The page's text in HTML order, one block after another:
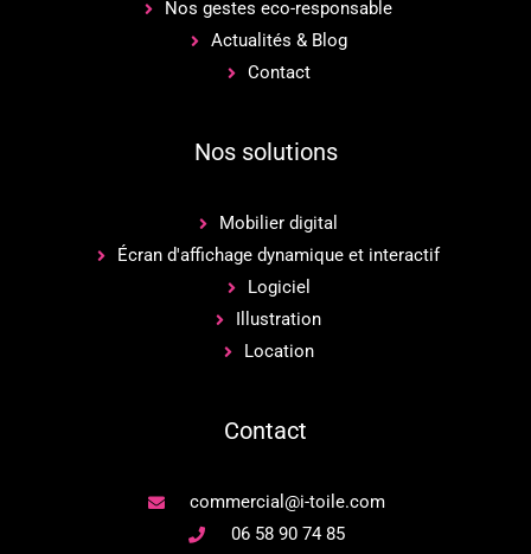
Nos gestes eco-responsable
Actualités & Blog
Contact
Nos solutions
Mobilier digital
Écran d'affichage dynamique et interactif
Logiciel
Illustration
Location
Contact
commercial@i-toile.com
06 58 90 74 85